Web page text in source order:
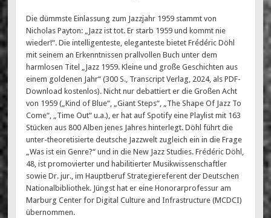
Die dümmste Einlassung zum Jazzjahr 1959 stammt von
Nicholas Payton: „Jazz ist tot. Er starb 1959 und kommt nie
wieder!“. Die intelligenteste, eleganteste bietet Frédéric Döhl
mit seinem an Erkenntnissen prallvollen Buch unter dem
harmlosen Titel „Jazz 1959. Kleine und große Geschichten aus
einem goldenen Jahr“ (300 S., Transcript Verlag, 2024, als PDF-
Download kostenlos). Nicht nur debattiert er die Großen Acht
von 1959 („Kind of Blue“, „Giant Steps“, „The Shape Of Jazz To
Come“, „Time Out“ u.a.), er hat auf Spotify eine Playlist mit 163
Stücken aus 800 Alben jenes Jahres hinterlegt. Döhl führt die
unter-theoretisierte deutsche Jazzwelt zugleich ein in die Frage
„Was ist ein Genre?“ und in die New Jazz Studies. Frédéric Döhl,
48, ist promovierter und habilitierter Musikwissenschaftler
sowie Dr. jur., im Hauptberuf Strategiereferent der Deutschen
Nationalbibliothek. Jüngst hat er eine Honorarprofessur am
Marburg Center for Digital Culture and Infrastructure (MCDCI)
übernommen.